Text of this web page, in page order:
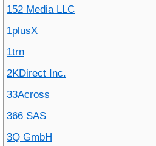
152 Media LLC
1plusX
1trn
2KDirect Inc.
33Across
366 SAS
3Q GmbH